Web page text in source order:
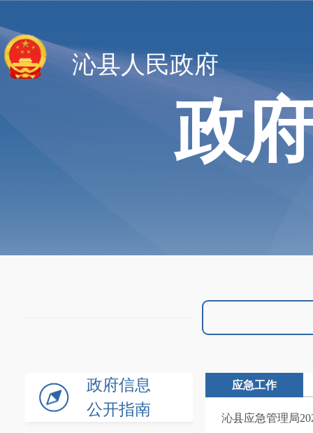
沁县人民政府
政
政府信息
公开指南
应急工作
沁县应急管理局